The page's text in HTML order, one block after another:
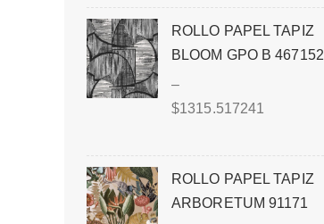
ROLLO PAPEL TAPIZ
BLOOM GPO B 467152
–
$1315.517241
ROLLO PAPEL TAPIZ
ARBORETUM 91171